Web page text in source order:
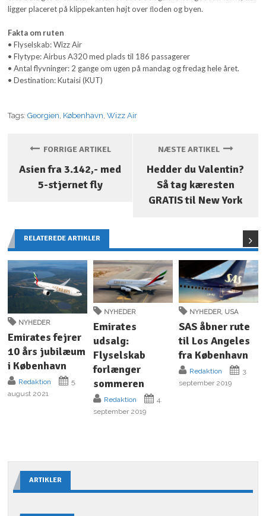
ligger placeret på klippekanten højt over ﬂoden og byen.
Fakta om ruten
• Flyselskab: Wizz Air
• Flytype: Airbus A320 med plads til 186 passagerer
• Antal flyvninger: 2 gange om ugen på mandag og fredag hele året.
• Destination: Kutaisi (KUT)
Tags:Georgien København ,Wizz Air
FORRIGE ARTIKEL
Asien fra 3.142,- med
5-stjernet fly
NÆSTE ARTIKEL
Hedder du Valentin?
Så tag kæresten
GRATIS til New York
RELATEREDE ARTIKLER
NYHEDER
Emirates fejrer
10 års jubilæum
i København
Redaktion
5.
august 2021
NYHEDER
Emirates
udsalg:
Flyselskab
forlænger
sommeren
Redaktion
4.
september 2019
NYHEDER, USA
SAS åbner rute
til Los Angeles
fra København
Redaktion
3.
september 2019
ARTIKLER